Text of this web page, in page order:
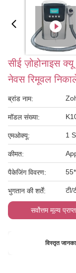
सीई ज़ोहोनाइस
नेवस रिमूवल
ब्रांड नाम:
मॉडल संख्या:
एमओक्यू: 1
कीमत:
पैकेजिंग विवरण:
भुगतान की शर्तें: टी/
सर्वोत्तम मूल्य
विस्तृत